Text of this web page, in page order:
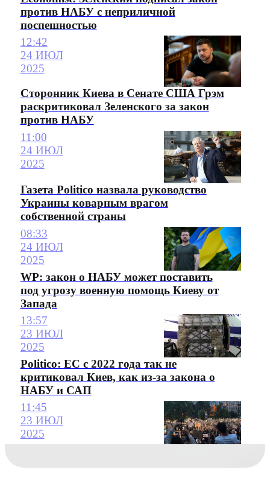
против НАБУ с неприличной
поспешностью
12:42
24 ИЮЛ
2025
Сторонник Киева в Сенате США Грэм
раскритиковал Зеленского за закон
против НАБУ
11:00
24 ИЮЛ
2025
Газета Politico назвала руководство
Украины коварным врагом
собственной страны
08:33
24 ИЮЛ
2025
WP: закон о НАБУ может поставить
под угрозу военную помощь Киеву от
Запада
13:57
23 ИЮЛ
2025
Politico: ЕС с 2022 года так не
критиковал Киев, как из-за закона о
НАБУ и САП
11:45
23 ИЮЛ
2025